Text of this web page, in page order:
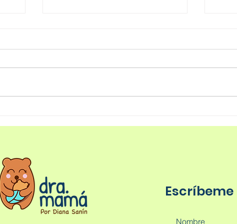
Escríbeme